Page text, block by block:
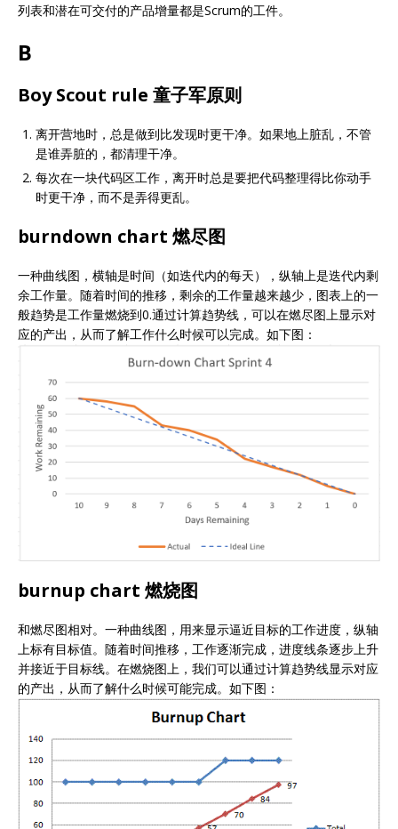
列表和潜在可交付的产品增量都是Scrum的工件。
B
Boy Scout rule 童子军原则
离开营地时，总是做到比发现时更干净。如果地上脏乱，不管
是谁弄脏的，都清理干净。
每次在一块代码区工作，离开时总是要把代码整理得比你动手
时更干净，而不是弄得更乱。
burndown chart 燃尽图
一种曲线图，横轴是时间（如迭代内的每天），纵轴上是迭代内剩
余工作量。随着时间的推移，剩余的工作量越来越少，图表上的一
般趋势是工作量燃烧到0.通过计算趋势线，可以在燃尽图上显示对
应的产出，从而了解工作什么时候可以完成。如下图：
burnup chart 燃烧图
和燃尽图相对。一种曲线图，用来显示逼近目标的工作进度，纵轴
上标有目标值。随着时间推移，工作逐渐完成，进度线条逐步上升
并接近于目标线。在燃烧图上，我们可以通过计算趋势线显示对应
的产出，从而了解什么时候可能完成。如下图：